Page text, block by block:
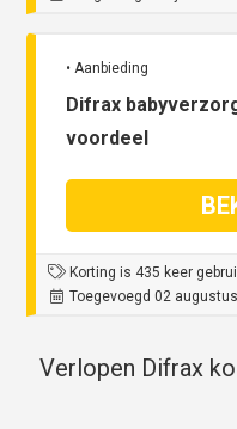
• Aanbieding
Difrax
voordeel
Korting is 435 keer
Toegevoegd 02
Verlopen Difrax